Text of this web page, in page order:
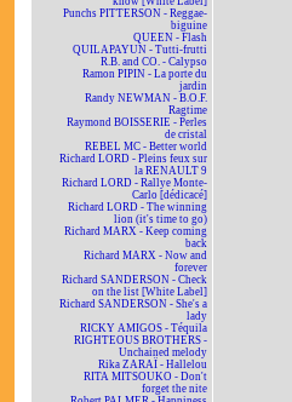
Punchs PITTERSON - Reggae-
biguine
QUEEN - Flash
QUILAPAYUN - Tutti-frutti
R.B. and CO. - Calypso
Ramon PIPIN - La porte du
jardin
Randy NEWMAN - B.O.F.
Ragtime
Raymond BOISSERIE - Perles
de cristal
REBEL MC - Better world
Richard LORD - Pleins feux sur
la RENAULT 9
Richard LORD - Rallye Monte-
Carlo [dédicacé]
Richard LORD - The winning
lion (it's time to go)
Richard MARX - Keep coming
back
Richard MARX - Now and
forever
Richard SANDERSON - Check
on the list [White Label]
Richard SANDERSON - She's a
lady
RICKY AMIGOS - Téquila
RIGHTEOUS BROTHERS -
Unchained melody
Rika ZARAÏ - Hallelou
RITA MITSOUKO - Don't
forget the nite